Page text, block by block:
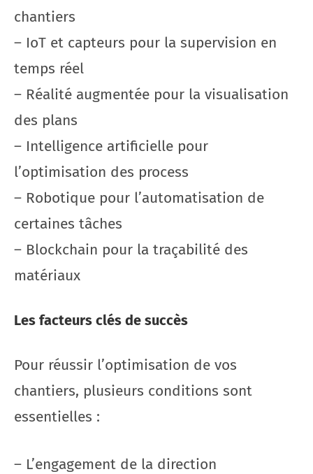
chantiers
– IoT et capteurs pour la supervision en
temps réel
– Réalité augmentée pour la visualisation
des plans
– Intelligence artificielle pour
l’optimisation des process
– Robotique pour l’automatisation de
certaines tâches
– Blockchain pour la traçabilité des
matériaux
Les facteurs clés de succès
Pour réussir l’optimisation de vos
chantiers, plusieurs conditions sont
essentielles :
– L’engagement de la direction